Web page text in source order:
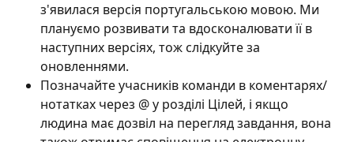
з'явилася версія португальською мовою. Ми
плануємо розвивати та вдосконалювати її в
наступних версіях, тож слідкуйте за
оновленнями.
Позначайте учасників команди в коментарях/
нотатках через @ у розділі Цілей, і якщо
людина має дозвіл на перегляд завдання, вона